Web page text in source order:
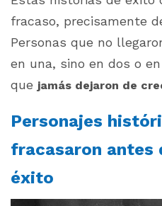
fracaso, precisamente
Personas que no
en una, sino en dos o
que jamás dejaron de
Personajes
fracasaron antes
éxito